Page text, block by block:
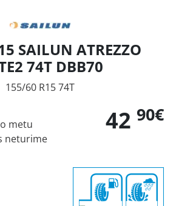
SAILUN ATREZZO
74T DBB70
155/60 R15 74T
42 90€
metu
neturime